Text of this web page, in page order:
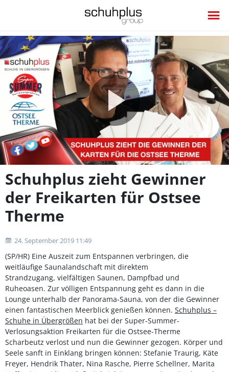
Video
Schuhplus zieht Gewinner
der Freikarten für Ostsee
Therme
24. September 2019 11:49
(SP/HR) Eine Auszeit zum Entspannen verbringen, die
weitläufige Saunalandschaft mit direktem
Strandzugang, vielfältigen Saunen, Dampfbad und
Ruheoasen. Zur völligen Entspannung geht es dann in die
Lounge unterhalb der Panorama-Sauna, von der die Gewinner
einen fantastischen Meerblick genießen können. Schuhplus –
Schuhe in Übergrößen hat bei der Super-Summer-
Verlosungsaktion Freikarten für die Ostsee-Therme
Scharbeutz verlost und nun die Gewinner gezogen. Körper und
Seele sanft in Einklang bringen können: Stefanie Traurig, Käte
Freyer, Hendrik Thater, Nina Rasche, Pierre Schellner, Marita